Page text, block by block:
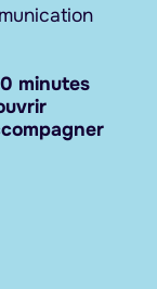
minutes